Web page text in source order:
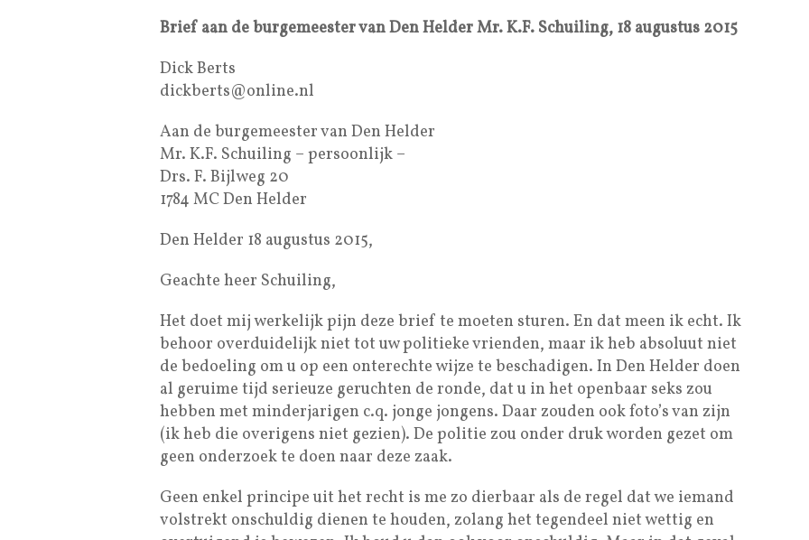
Brief aan de burgemeester van Den Helder Mr. K.F. Schuiling, 18 augustus 2015
Dick Berts
dickberts@online.nl
Aan de burgemeester van Den Helder
Mr. K.F. Schuiling – persoonlijk –
Drs. F. Bijlweg 20
1784 MC Den Helder
Den Helder 18 augustus 2015,
Geachte heer Schuiling,
Het doet mij werkelijk pijn deze brief te moeten sturen. En dat meen ik echt. Ik
behoor overduidelijk niet tot uw politieke vrienden, maar ik heb absoluut niet
de bedoeling om u op een onterechte wijze te beschadigen. In Den Helder doen
al geruime tijd serieuze geruchten de ronde, dat u in het openbaar seks zou
hebben met minderjarigen c.q. jonge jongens. Daar zouden ook foto’s van zijn
(ik heb die overigens niet gezien). De politie zou onder druk worden gezet om
geen onderzoek te doen naar deze zaak.
Geen enkel principe uit het recht is me zo dierbaar als de regel dat we iemand
volstrekt onschuldig dienen te houden, zolang het tegendeel niet wettig en